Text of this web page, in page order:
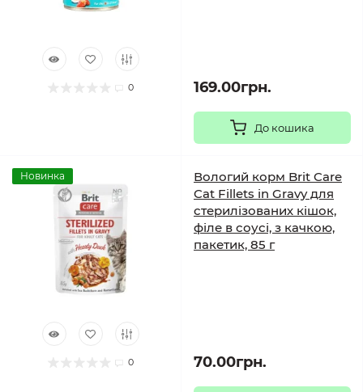
0 169.00грн.
До кошика
Новинка
0
Вологий корм Brit Care
Cat Fillets in Gravy для
стерилізованих кішок,
філе в соусі, з качкою,
пакетик, 85 г
70.00грн.